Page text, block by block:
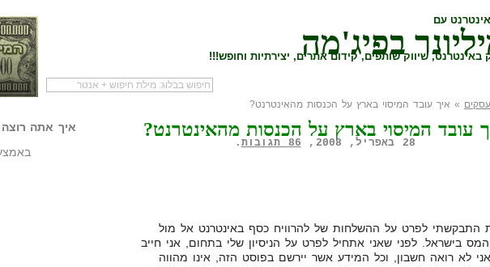
עם
בפיג'מה
באינטרנט, שיווק שותפים, קידום אתרים, יצירתיות וחופש!!!
שיווק שותפים הבלוג
עסקים » איך עובד המיסוי בארץ על הכנסות מהאינטרנט?
עובד המיסוי בארץ על הכנסות מהאינטרנט?
28 באפריל, 2008, 86 תגובות .
התבקשתי לפרט על ההשלחות של להרוויח כסף באינטרנט אל מול
המס בישראל. לפני שאני אתחיל לפרט על הניסיון שלי בתחום, אני חייב
לא רואה חשבון, וכל המידע אשר יירשם בפוסט הזה, אינו מהווה
איך אתה